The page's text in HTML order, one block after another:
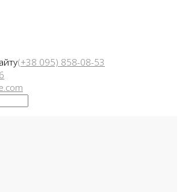
(+38 095) 858-08-53